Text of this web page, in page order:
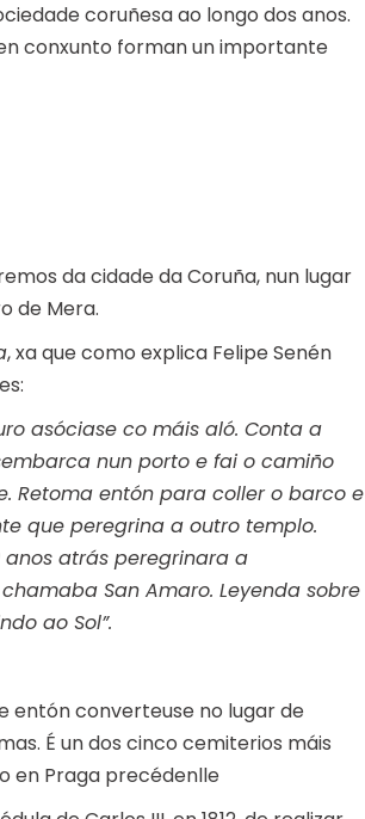
coruñesa ao longo dos anos.
conxunto forman un importante
da cidade da Coruña, nun lugar
de Mera.
, xa que como explica Felipe Senén
asóciase co máis aló. Conta a
nun porto e fai o camiño
Retoma entón para coller o barco e
que peregrina a outro templo.
anos atrás peregrinara a
San Amaro. Leyenda sobre
ao Sol”.
entón converteuse no lugar de
É un dos cinco cemiterios máis
en Praga precédenlle